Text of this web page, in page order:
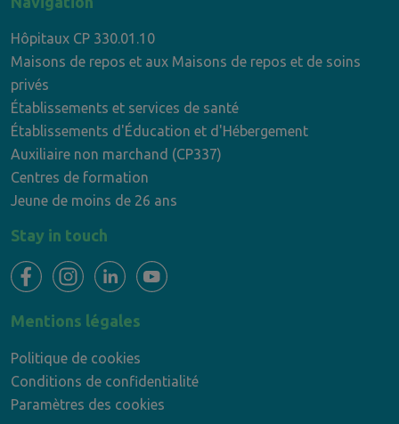
Hôpitaux CP 330.01.10
Maisons de repos et aux Maisons de repos et de soins
privés
Établissements et services de santé
Établissements d'Éducation et d'Hébergement
Auxiliaire non marchand (CP337)
Centres de formation
Jeune de moins de 26 ans
Stay in touch
Mentions légales
Politique de cookies
Conditions de confidentialité
Paramètres des cookies